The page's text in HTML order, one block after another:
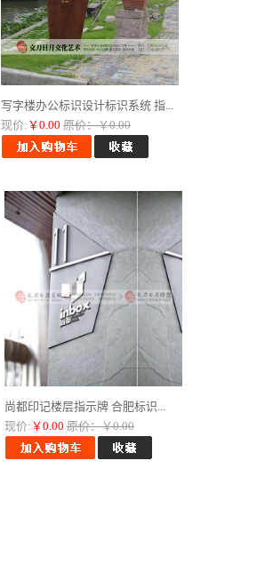
写字楼办公标识设计标识系统 指...
现价: ￥0.00 原价：￥0.00
尚都印记楼层指示牌 合肥标识...
现价: ￥0.00 原价：￥0.00